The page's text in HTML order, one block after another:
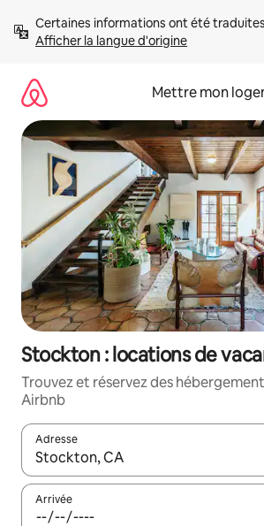
directement
Afficher la langue d'origine
Mettre mon
Stockton : locations de
Trouvez et réservez des
Airbnb
Adresse
Lorsque les résultats s'affichent,
Arrivée